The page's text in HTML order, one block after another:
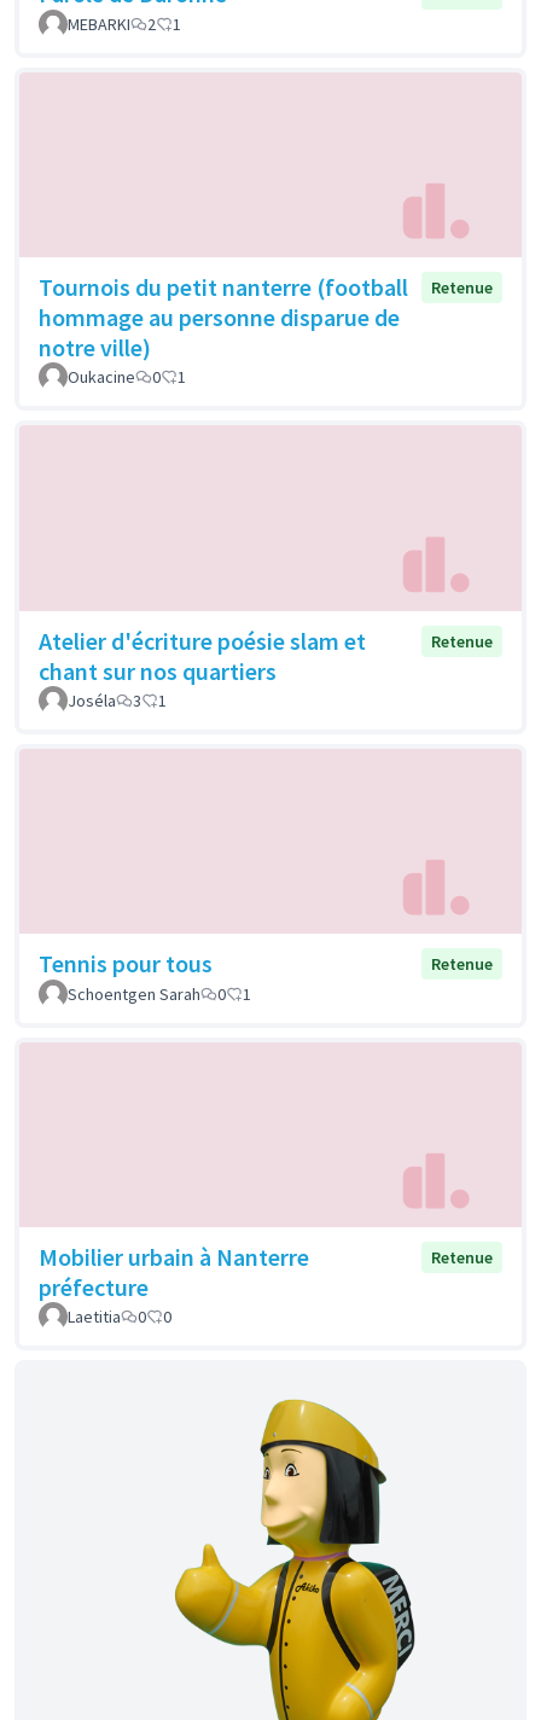
MEBARKI
2 1
Tournois du petit nanterre (football
hommage au personne disparue de
notre ville)
Retenue
Oukacine 0 1
Atelier d'écriture poésie slam et
chant sur nos quartiers
Retenue
Joséla 3 1
Tennis pour tous
Retenue
Schoentgen Sarah
0 1
Mobilier urbain à Nanterre
préfecture
Retenue
Laetitia 0 0